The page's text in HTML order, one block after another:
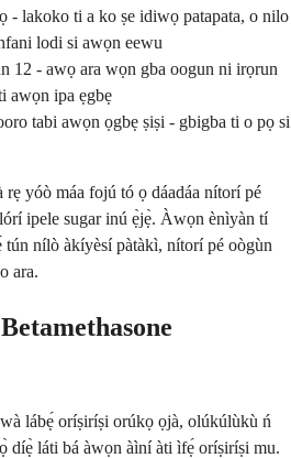
- lakoko ti a ko ṣe idiwọ patapata, o nilo
lodi si awọn eewu
12 - awọ ara wọn gba oogun ni irọrun
awọn ipa ẹgbẹ
tabi awọn ọgbẹ ṣiṣi - gbigba ti o pọ si
yóò máa fojú tó ọ dáadáa nítorí pé
ipele sugar inú ẹ̀jẹ̀. Àwọn ènìyàn tí
tún nílò àkíyèsí pàtàkì, nítorí pé oògùn
ara.
lábẹ́ oríṣiríṣi orúkọ ọjà, olúkúlùkù ń
díẹ̀ láti bá àwọn àìní àti ìfẹ́ oríṣiríṣi mu.